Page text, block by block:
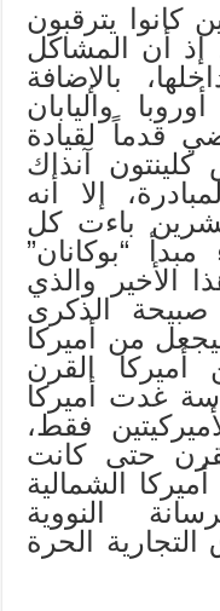
كانوا يترقبون
إذ أن المشاكل
بالإضافة
واليابان
قدماً لقيادة
كلينتون آنذاك
إلا أنه
باءت كل
“بوكانان”
هذا الأخير والذي
الذكرى
ليجعل من أميركا
أميركا القرن
غدت أميركا
فقط،
حتى كانت
الشمالية
النووية
التجارية الحرة